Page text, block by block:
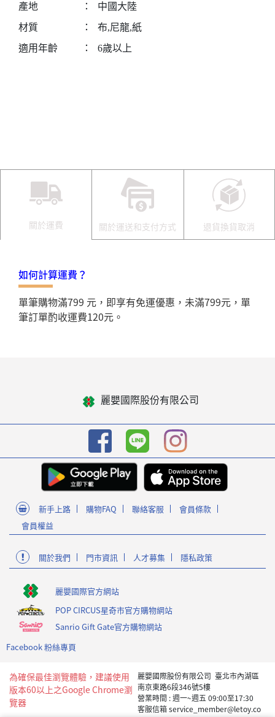
產地
：
中國大陸
材質
：
布,尼龍,紙
適用年齡
： 6歲以上
關於運費 關於運送和支付方式 退貨換貨取消
如何計算運費？
單筆購物滿799 元，即享有免運優惠，未滿799元，單
筆訂單酌收運費120元。
麗嬰國際股份有限公司
新手上路 購物FAQ 聯絡客服
會員條款
會員權益
關於我們 門市資訊 人才募集 隱私政策
麗嬰國際官方網站
POP CIRCUS星奇市官方購物網站
Sanrio Gift Gate官方購物網站
Facebook 粉絲專頁
為確保最佳瀏覽體驗，建議使用
版本60以上之Google Chrome瀏
覽器
麗嬰國際股份有限公司 臺北市內湖區
南京東路6段346號5樓
營業時間 : 週一~週五 09:00至17:30
客服信箱 service_member@letoy.co